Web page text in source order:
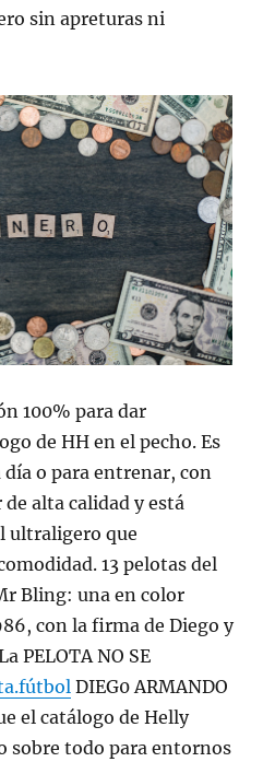
sin apreturas ni
100% para dar
de HH en el pecho. Es
o para entrenar, con
alta calidad y está
ultraligero que
13 pelotas del
Bling: una en color
con la firma de Diego y
PELOTA NO SE
DIEG0 ARMANDO
el catálogo de Helly
sobre todo para entornos